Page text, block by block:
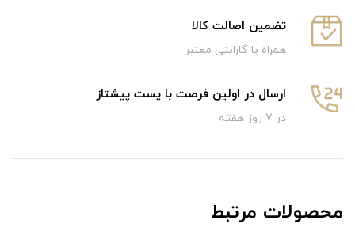
تضمین اصالت کالا
همراه با گارانتی معتبر
ارسال در اولین فرصت با پست پیشتاز
در 7 روز هفته
محصولات مرتبط